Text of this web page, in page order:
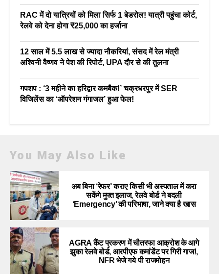
RAC में दो यात्रियों को मिला सिर्फ 1 बेडरोल! यात्री पहुंचा कोर्ट,
रेलवे को देना होगा ₹25,000 का हर्जाना
12 साल में 5.5 लाख से ज्यादा नौकरियां, संसद में रेल मंत्री
अश्विनी वैष्णव ने पेश की रिपोर्ट, UPA दौर से की तुलना
गपशप : ‘3 महीने का हरिद्वार कमबैक!’ चक्रधरपुर में SER
विजिलेंस का ‘ऑपरेशन गंगाजल’ हुआ फेल!
You May Also Like
अब बिना ‘रेफर’ कराए किसी भी अस्पताल में करा
सकेंगे मुफ्त इलाज, रेलवे बोर्ड ने बदली
‘Emergency’ की परिभाषा, जाने क्या है खास
AGRA कैंट प्रकरण में चौतरफा आक्रोश के आगे
झुका रेलवे बोर्ड, आरपीएफ कमांडेंट पर गिरी गाज!,
NFR भेजे गये पी राजमोहन